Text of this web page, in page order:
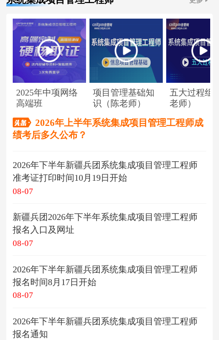
2025年中项网络
高端班
项目管理基础知
识（陈老师）
五大过程组
老师）
2026年上半年系统集成项目管理工程师成
绩考后多久公布？
2026年下半年新疆兵团系统集成项目管理工程师
准考证打印时间10月19日开始
08-07
新疆兵团2026年下半年系统集成项目管理工程师
报名入口及网址
08-07
2026年下半年新疆兵团系统集成项目管理工程师
报名时间8月17日开始
08-07
2026年下半年新疆兵团系统集成项目管理工程师
报名通知